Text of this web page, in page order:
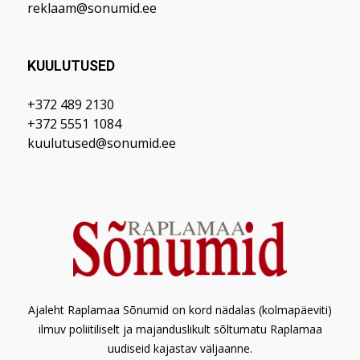
reklaam@sonumid.ee
KUULUTUSED
+372 489 2130
+372 5551 1084
kuulutused@sonumid.ee
Ajaleht Raplamaa Sõnumid on kord nädalas (kolmapäeviti)
ilmuv poliitiliselt ja majanduslikult sõltumatu Raplamaa
uudiseid kajastav väljaanne.